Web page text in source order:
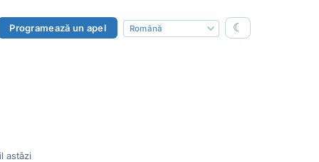
Programează un apel ☾
astăzi